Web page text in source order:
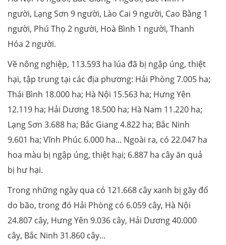
người, Lạng Sơn 9 người, Lào Cai 9 người, Cao Bằng 1
người, Phú Thọ 2 người, Hoà Bình 1 người, Thanh
Hóa 2 người.
Về nông nghiệp, 113.593 ha lúa đã bị ngập úng, thiệt
hại, tập trung tại các địa phương: Hải Phòng 7.005 ha;
Thái Bình 18.000 ha; Hà Nội 15.563 ha; Hưng Yên
12.119 ha; Hải Dương 18.500 ha; Hà Nam 11.220 ha;
Lạng Sơn 3.688 ha; Bắc Giang 4.822 ha; Bắc Ninh
9.601 ha; Vĩnh Phúc 6.000 ha... Ngoài ra, có 22.047 ha
hoa màu bị ngập úng, thiệt hại; 6.887 ha cây ăn quả
bị hư hại.
Trong những ngày qua có 121.668 cây xanh bị gãy đổ
do bão, trong đó Hải Phòng có 6.059 cây, Hà Nội
24.807 cây, Hưng Yên 9.036 cây, Hải Dương 40.000
cây, Bắc Ninh 31.860 cây...